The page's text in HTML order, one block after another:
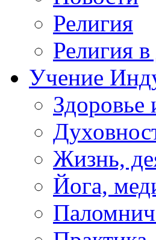
Религия
Религия
Учение
Здоровье
Жизнь,
Йога,